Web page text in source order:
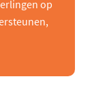
op